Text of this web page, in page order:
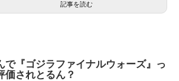
記事を読む
で『ゴジラファイナルウォーズ』っ
価されとるん？